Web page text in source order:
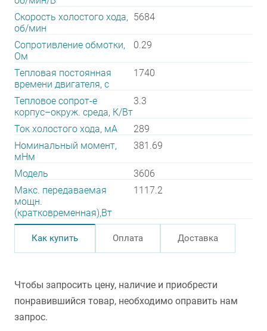
Скорость холостого хода,
об/мин
5684
Сопротивление обмотки,
Ом
0.29
Тепловая постоянная
времени двигателя, с
1740
Тепловое сопрот-е
корпус–окруж. среда, К/Вт
3.3
Ток холостого хода, мА
289
Номинальный момент,
мНм
381.69
Модель
3606
Макс. передаваемая
мощн.
(кратковременная),Вт
1117.2
Как купить Оплата Доставка
Чтобы запросить цену, наличие и приобрести
понравившийся товар, необходимо оправить нам
запрос.